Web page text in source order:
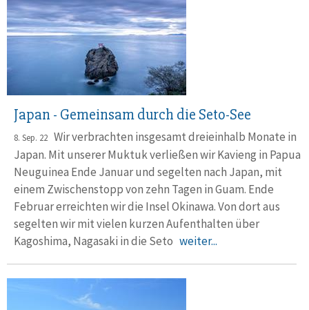
Japan - Gemeinsam durch die Seto-See
8. Sep. 22 Wir verbrachten insgesamt dreieinhalb Monate in
Japan. Mit un­se­rer Muktuk verließen wir Kavieng in Papua
Neuguinea Ende Ja­nu­ar und segelten nach Japan, mit
einem Zwischen­stopp von zehn Ta­gen in Guam. Ende
Februar erreichten wir die Insel Okinawa. Von dort aus
segelten wir mit vielen kurzen Aufent­halten über
Kagoshima, Nagasaki in die Seto weiter...